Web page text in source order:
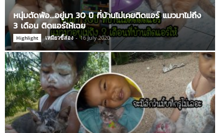
หนุ่มตัดพ้อ…อยู่มา 30 ปี ที่บ้านไม่เคยติดแอร์ แมวมาไม่ถึง
3 เดือน ติดแอร์ให้เฉย
Highlight เหมียวขี้ส่อง - 16 July 2020